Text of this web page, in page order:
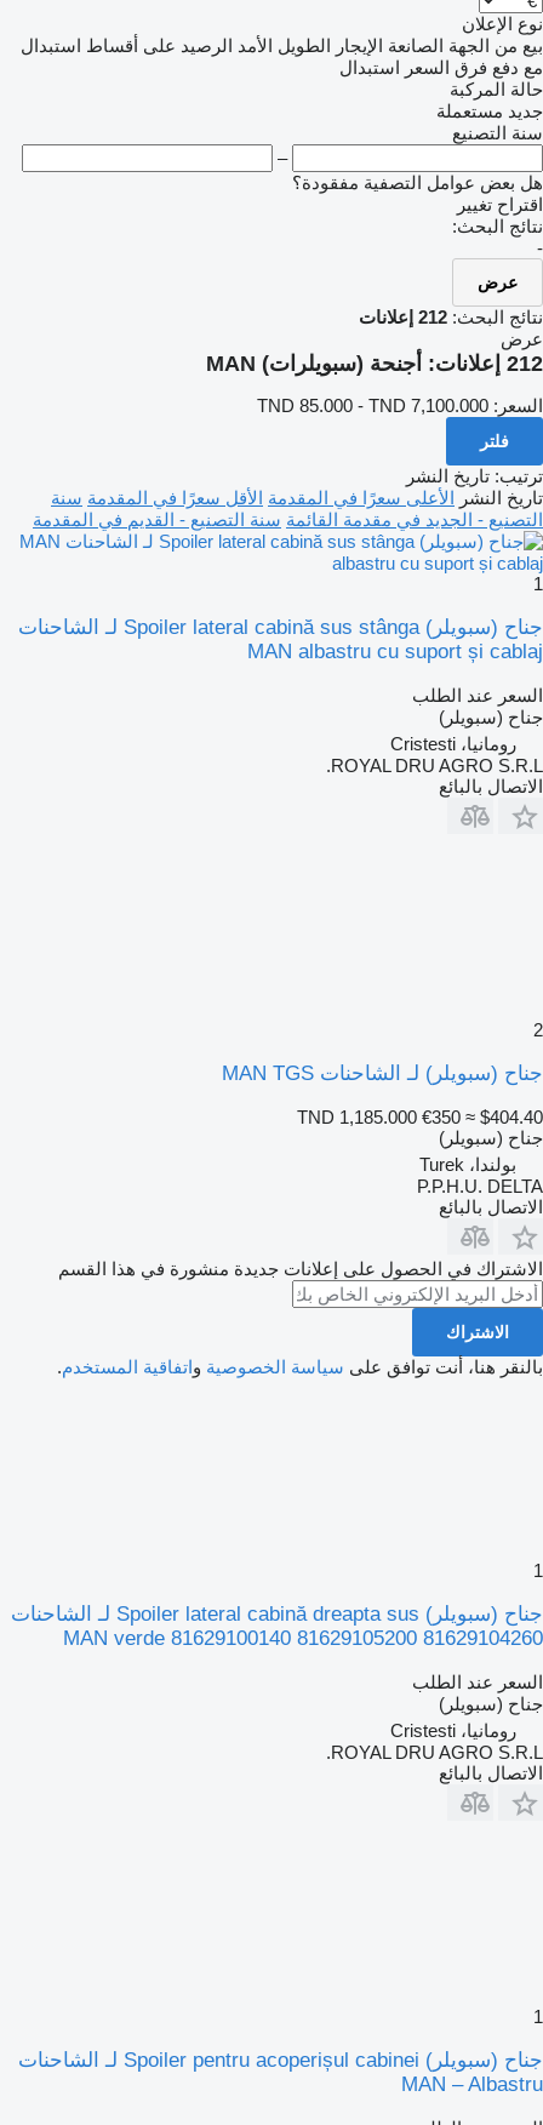
نوع الإعلان
بيع من الجهة الصانعة الإيجار الطويل الأمد الرصيد على أقساط استبدال
مع دفع فرق السعر استبدال
حالة المركبة
جديد مستعملة
سنة التصنيع
–
هل بعض عوامل التصفية مفقودة؟
اقتراح تغيير
نتائج البحث:
-
عرض
نتائج البحث: 212 إعلانات
عرض
212 إعلانات: أجنحة (سبويلرات) MAN
السعر: TND 85.000 - TND 7,100.000
فلتر
ترتيب: تاريخ النشر
تاريخ النشر الأعلى سعرًا في المقدمة الأقل سعرًا في المقدمة سنة
التصنيع - الجديد في مقدمة القائمة سنة التصنيع - القديم في المقدمة
1
جناح (سبويلر) Spoiler lateral cabină sus stânga لـ الشاحنات
MAN albastru cu suport și cablaj
السعر عند الطلب
جناح (سبويلر)
رومانيا، Cristesti
ROYAL DRU AGRO S.R.L.
الاتصال بالبائع
2
جناح (سبويلر) لـ الشاحنات MAN TGS
TND 1,185.000 €350 ≈ $404.40
جناح (سبويلر)
بولندا، Turek
P.P.H.U. DELTA
الاتصال بالبائع
الاشتراك في الحصول على إعلانات جديدة منشورة في هذا القسم
الاشتراك
بالنقر هنا، أنت توافق على سياسة الخصوصية واتفاقية المستخدم.
1
جناح (سبويلر) Spoiler lateral cabină dreapta sus لـ الشاحنات
MAN verde 81629100140 81629105200 81629104260
السعر عند الطلب
جناح (سبويلر)
رومانيا، Cristesti
ROYAL DRU AGRO S.R.L.
الاتصال بالبائع
1
جناح (سبويلر) Spoiler pentru acoperișul cabinei لـ الشاحنات
MAN – Albastru